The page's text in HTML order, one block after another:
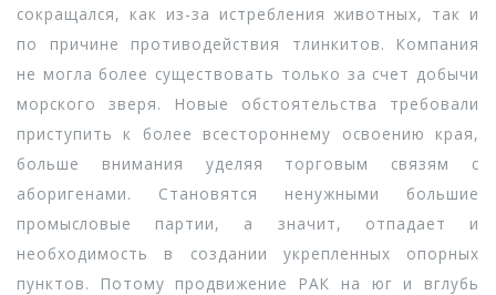
сокращался, как из-за истребления животных, так и
по причине противодействия тлинкитов. Компания
не могла более существовать только за счет добычи
морского зверя. Новые обстоятельства требовали
приступить к более всестороннему освоению края,
больше внимания уделяя торговым связям с
аборигенами. Становятся ненужными большие
промысловые партии, а значит, отпадает и
необходимость в создании укрепленных опорных
пунктов. Потому продвижение РАК на юг и вглубь